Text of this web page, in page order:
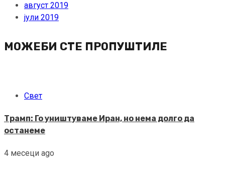
август 2019
јули 2019
МОЖЕБИ СТЕ ПРОПУШТИЛЕ
Свет
Трамп: Го уништуваме Иран, но нема долго да
останеме
4 месеци ago